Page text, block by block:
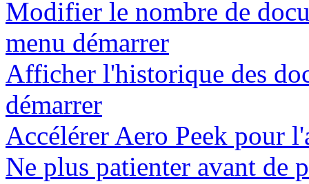
Modifier le nombre de
menu démarrer
Afficher l'historique des
démarrer
Accélérer Aero Peek pour
Ne plus patienter avant de